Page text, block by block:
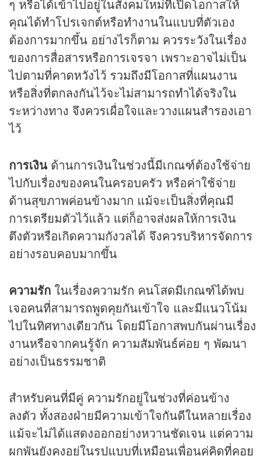
ๆ หรือได้เข้าไปอยู่ในสังคมใหม่ที่เปิดโอกาสให้
คุณได้ทำโปรเจกต์หรือทำงานในแบบที่ตัวเอง
ต้องการมากขึ้น อย่างไรก็ตาม ควรระวังในเรื่อง
ของการสื่อสารหรือการเจรจา เพราะอาจไม่เป็น
ไปตามที่คาดหวังไว้ รวมถึงมีโอกาสที่แผนงาน
หรือสิ่งที่ตกลงกันไว้จะไม่สามารถทำได้จริงใน
ระหว่างทาง จึงควรเผื่อใจและวางแผนสำรองเอา
ไว้
การเงิน ด้านการเงินในช่วงนี้มีเกณฑ์ต้องใช้จ่าย
ไปกับเรื่องของคนในครอบครัว หรือค่าใช้จ่าย
ด้านสุขภาพค่อนข้างมาก แม้จะเป็นสิ่งที่คุณมี
การเตรียมตัวไว้แล้ว แต่ก็อาจส่งผลให้การเงิน
ตึงตัวหรือเกิดความกังวลได้ จึงควรบริหารจัดการ
อย่างรอบคอบมากขึ้น
ความรัก ในเรื่องความรัก คนโสดมีเกณฑ์ได้พบ
เจอคนที่สามารถพูดคุยกันเข้าใจ และมีแนวโน้ม
ไปในทิศทางเดียวกัน โดยมีโอกาสพบกันผ่านเรื่อง
งานหรือจากคนรู้จัก ความสัมพันธ์ค่อย ๆ พัฒนา
อย่างเป็นธรรมชาติ
สำหรับคนที่มีคู่ ความรักอยู่ในช่วงที่ค่อนข้าง
ลงตัว ทั้งสองฝ่ายมีความเข้าใจกันดีในหลายเรื่อง
แม้จะไม่ได้แสดงออกอย่างหวานชัดเจน แต่ความ
ผูกพันยังคงอยู่ในรูปแบบที่เหมือนเพื่อนคู่คิดที่คอย